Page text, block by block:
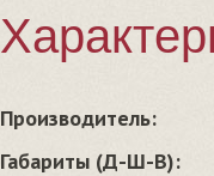
Производитель:
Габариты (Д-Ш-В):